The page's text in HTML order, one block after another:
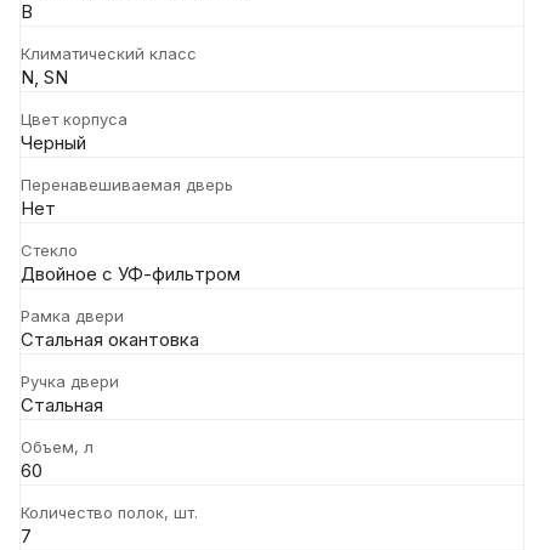
B
Климатический класс
N, SN
Цвет корпуса
Черный
Перенавешиваемая дверь
Нет
Стекло
Двойное с УФ-фильтром
Рамка двери
Стальная окантовка
Ручка двери
Стальная
Объем, л
60
Количество полок, шт.
7